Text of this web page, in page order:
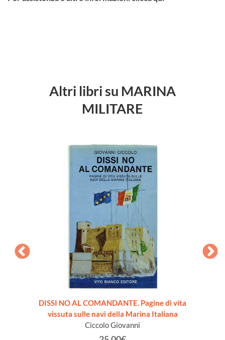
Altri libri su MARINA
MILITARE
DISSI NO AL COMANDANTE. Pagine di vita
vissuta sulle navi della Marina Italiana
Ciccolo Giovanni